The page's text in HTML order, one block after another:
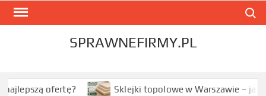
Skip
SPRAWNEFIRMY.PL
ofertę? Sklejki topolowe w Warszawie – jak